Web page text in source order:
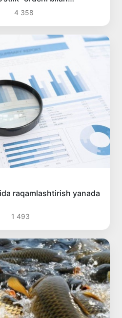
4 358
raqamlashtirish yanada
1 493